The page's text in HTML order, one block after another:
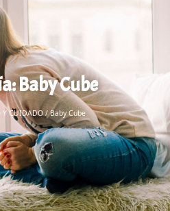
Baby Cube
Y CUIDADO / Baby Cube